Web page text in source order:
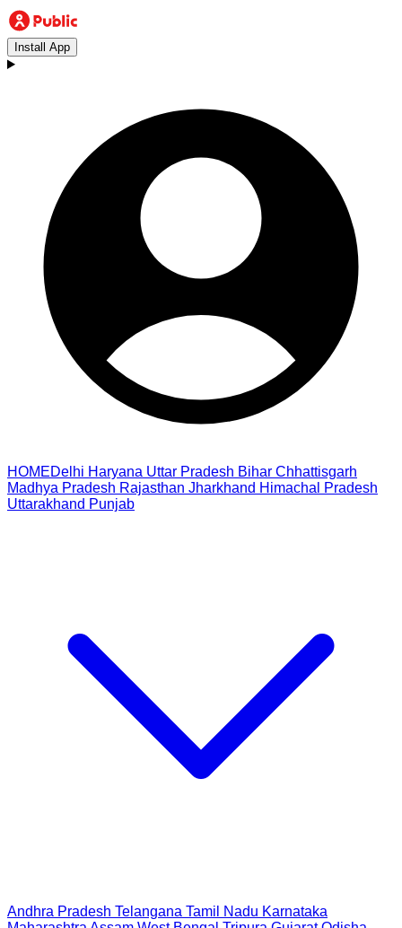
Install App
HOMEDelhi Haryana Uttar Pradesh Bihar Chhattisgarh
Madhya Pradesh Rajasthan Jharkhand Himachal Pradesh
Uttarakhand Punjab
Andhra Pradesh Telangana Tamil Nadu Karnataka